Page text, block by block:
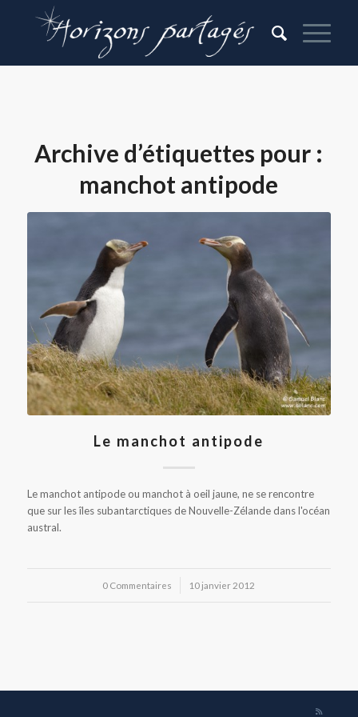
Archive d’étiquettes pour :
manchot antipode
Le manchot antipode
Le manchot antipode ou manchot à oeil jaune, ne se rencontre
que sur les îles subantarctiques de Nouvelle-Zélande dans l'océan
austral.
0 Commentaires
/ 10 janvier 2012